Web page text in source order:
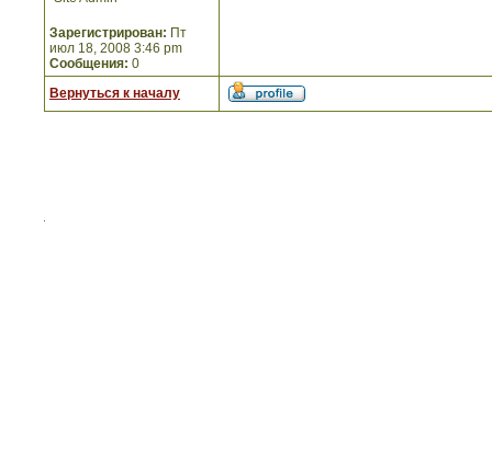
Зарегистрирован: Пт
июл 18, 2008 3:46 pm
Сообщения: 0
Вернуться к началу